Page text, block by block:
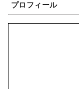
プロフィール